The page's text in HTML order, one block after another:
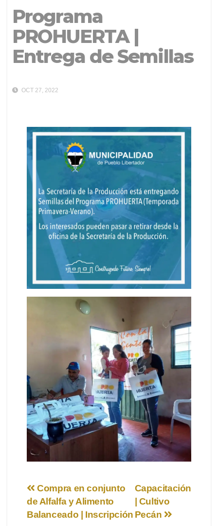
Programa
PROHUERTA |
Entrega de Semillas
OCT 27, 2022
Navegación
de
Capacitación
| Cultivo
Pecán
Compra en conjunto
de Alfalfa y Alimento
Balanceado | Inscripción